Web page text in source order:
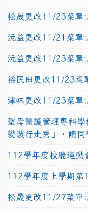
松晟更改11/23菜單:
沅益更改11/21菜單
沅益更改11/23菜單:
裕民田更改11/23菜
津味更改11/23菜單:
聖母醫護管理專科
變裝行走秀」，請
112學年度校慶運動
112學年度上學期
松晟更改11/27菜單: